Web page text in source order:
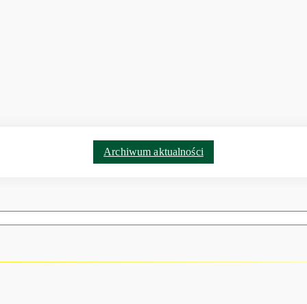
Archiwum aktualności